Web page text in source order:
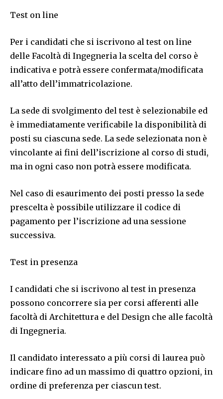
Test on line
Per i candidati che si iscrivono al test on line
delle Facoltà di Ingegneria la scelta del corso è
indicativa e potrà essere confermata/modificata
all’atto dell’immatricolazione.
La sede di svolgimento del test è selezionabile ed
è immediatamente verificabile la disponibilità di
posti su ciascuna sede. La sede selezionata non è
vincolante ai fini dell’iscrizione al corso di studi,
ma in ogni caso non potrà essere modificata.
Nel caso di esaurimento dei posti presso la sede
prescelta è possibile utilizzare il codice di
pagamento per l’iscrizione ad una sessione
successiva.
Test in presenza
I candidati che si iscrivono al test in presenza
possono concorrere sia per corsi afferenti alle
facoltà di Architettura e del Design che alle facoltà
di Ingegneria.
Il candidato interessato a più corsi di laurea può
indicare fino ad un massimo di quattro opzioni, in
ordine di preferenza per ciascun test.